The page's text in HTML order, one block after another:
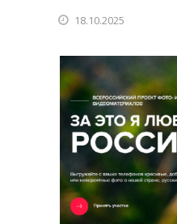
18.10.2025